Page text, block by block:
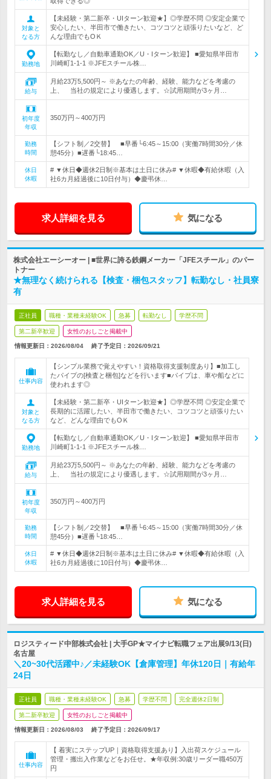
対象と
なる方
【未経験・第二新卒・UIターン歓迎★】◎学歴不問 ◎安定企業で
安心したい、半田市で働きたい、コツコツと頑張りたいなど、ど
んな理由でもOＫ
勤務地
【転勤なし／自動車通勤OK／U・Iターン歓迎】 ■愛知県半田市
川崎町1-1-1 ※JFEスチール株…
給与
月給23万5,500円～ ※あなたの年齢、経験、能力などを考慮の
上、 当社の規定により優遇します。☆試用期間が3ヶ月…
初年度
年収
350万円～400万円
勤務
時間
【シフト制／2交替】 ■早番└6:45～15:00（実働7時間30分／休
憩45分）■遅番└18:45…
休日
休暇
# ▼休日◆週休2日制※基本は土日に休み# ▼休暇◆有給休暇（入
社6カ月経過後に10日付与）◆慶弔休…
求人詳細を見る 気になる
株式会社エーシーオー | ■世界に誇る鉄鋼メーカー「JFEスチール」のパー
トナー
★無理なく続けられる【検査・梱包スタッフ】転勤なし・社員寮
有
正社員 職種・業種未経験OK 急募 転勤なし 学歴不問
第二新卒歓迎 女性のおしごと掲載中
情報更新日：2026/08/04 終了予定日： 2026/09/21
仕事内容
【シンプル業務で覚えやすい！資格取得支援制度あり】■加工し
たパイプの[検査と梱包]などを行います■パイプは、車や船などに
使われます◎
対象と
なる方
【未経験・第二新卒・UIターン歓迎★】◎学歴不問 ◎安定企業で
長期的に活躍したい、半田市で働きたい、コツコツと頑張りたい
など、どんな理由でもOＫ
勤務地
【転勤なし／自動車通勤OK／U・Iターン歓迎】 ■愛知県半田市
川崎町1-1-1 ※JFEスチール株…
給与
月給23万5,500円～ ※あなたの年齢、経験、能力などを考慮の
上、 当社の規定により優遇します。☆試用期間が3ヶ月…
初年度
年収
350万円～400万円
勤務
時間
【シフト制／2交替】 ■早番└6:45～15:00（実働7時間30分／休
憩45分）■遅番└18:45…
休日
休暇
# ▼休日◆週休2日制※基本は土日に休み# ▼休暇◆有給休暇（入
社6カ月経過後に10日付与）◆慶弔休…
求人詳細を見る 気になる
ロジスティード中部株式会社 | 大手GP★マイナビ転職フェア出展9/13(日)
名古屋
＼20~30代活躍中♪／未経験OK【倉庫管理】年休120日｜有給年
24日
正社員 職種・業種未経験OK 急募 学歴不問 完全週休2日制
第二新卒歓迎 女性のおしごと掲載中
情報更新日：2026/08/03 終了予定日： 2026/09/17
仕事内容
【 着実にステップUP｜資格取得支援あり】入出荷スケジュール
管理・搬出入作業などをお任せ。★年収例:30歳リーダー職450万
円